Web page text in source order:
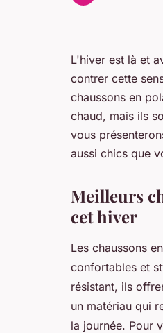
L'hiver est là et
contrer cette
chaussons en
chaud, mais ils
vous
aussi chics que
Meilleurs
cet hiver
Les chaussons
confortables et
résistant, ils
un matériau qui
la journée. Pour